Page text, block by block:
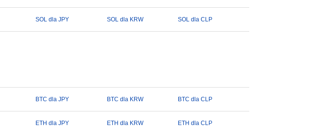
SOL dla JPY SOL dla KRW SOL dla CLP
BTC dla JPY BTC dla KRW BTC dla CLP
ETH dla JPY ETH dla KRW ETH dla CLP